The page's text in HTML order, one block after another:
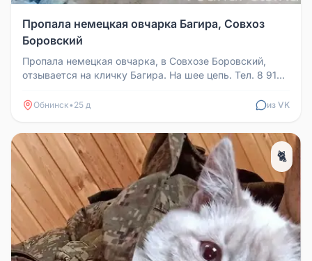
Пропала немецкая овчарка Багира, Совхоз
Боровский
Пропала немецкая овчарка, в Совхозе Боровский,
отзывается на кличку Багира. На шее цепь. Тел. 8 910
Обнинск• 25 д из VK
🐈